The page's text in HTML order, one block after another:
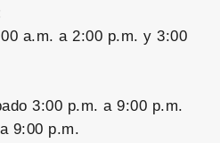
a.m. a 2:00 p.m. y 3:00
3:00 p.m. a 9:00 p.m.
9:00 p.m.